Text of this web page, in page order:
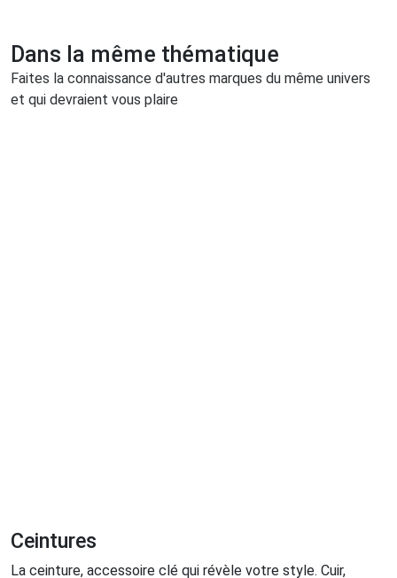
Dans la même thématique
Faites la connaissance d'autres marques du même univers
et qui devraient vous plaire
Ceintures
La ceinture, accessoire clé qui révèle votre style. Cuir,